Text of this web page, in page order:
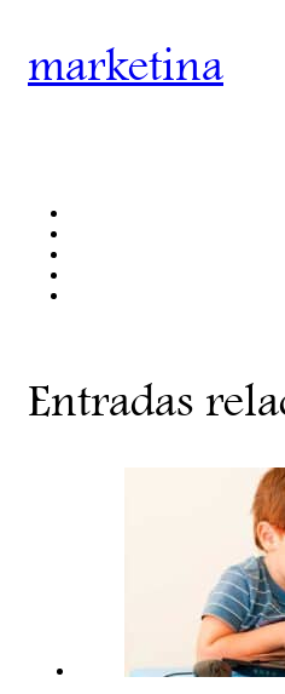
marketina
Entradas